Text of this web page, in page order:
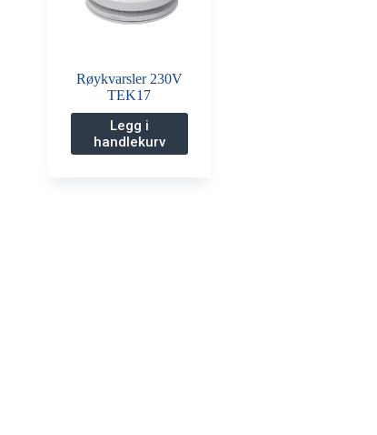
Røykvarsler 230V
TEK17
Legg i
handlekurv